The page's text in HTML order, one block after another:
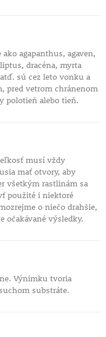
agapanthus, agaven,
dracéna, myrta
sú cez leto vonku a
pred vetrom chránenom
polotieň alebo tieň.
musí vždy
mať otvory, aby
všetkým rastlinám sa
použité i niektoré
o niečo drahšie,
očakávané výsledky.
Výnimku tvoria
substráte.